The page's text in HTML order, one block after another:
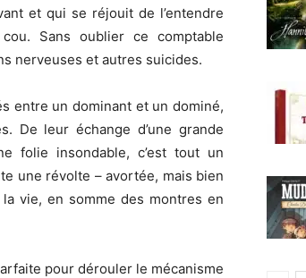
et qui se réjouit de l’entendre
Sans oublier ce comptable
nerveuses et autres suicides.
entre un dominant et un dominé,
De leur échange d’une grande
folie insondable, c’est tout un
une révolte – avortée, mais bien
vie, en somme des montres en
pour dérouler le mécanisme